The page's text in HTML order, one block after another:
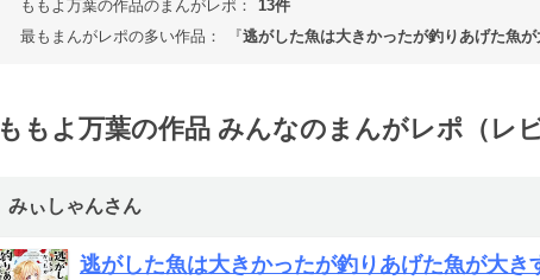
ももよ万葉の作品のまんがレポ：
13件
最もまんがレポの多い作品：
『逃がした魚は大きかったが釣りあげた魚が
ももよ万葉の作品 みんなのまんがレポ（レビ
みぃしゃんさん
逃がした魚は大きかったが釣りあげた魚が大き